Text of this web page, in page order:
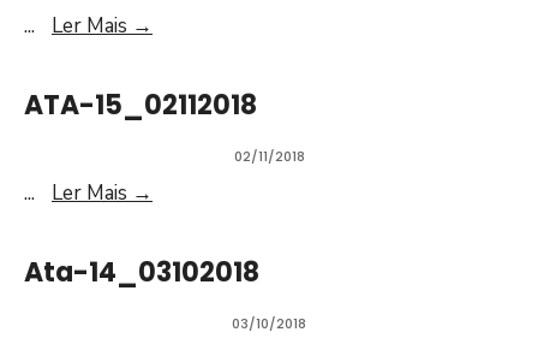
... Ler Mais →
ATA-15_02112018
02/11/2018
... Ler Mais →
Ata-14_03102018
03/10/2018